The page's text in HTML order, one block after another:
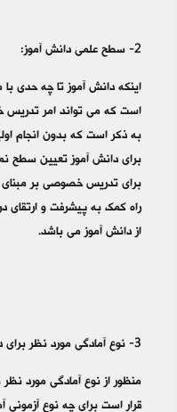
2- سطح علمی دانش آموز:
اینکه دانش آموز تا چه حدی
است که می تواند امر تدریس
به ذکر است که بدون انجام
برای دانش آموز تعیین سطح
برای تدریس خصوصی بر
راه کمک به پیشرفت و ارتقای
از دانش آموز می باشد.
3- نوع آمادگی مورد نظر برای دانش آموز:
منظور از نوع آمادگی مورد
قرار است برای چه نوع آزمونی